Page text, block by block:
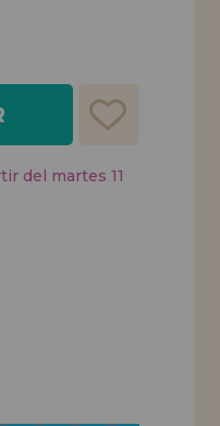
del martes 11